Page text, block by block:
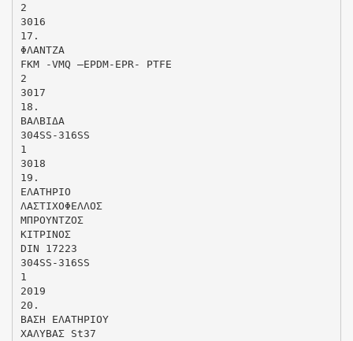
2
3016
17.
ΦΛΑΝΤΖΑ
FKM -VMQ –EPDM-EPR- PTFE
2
3017
18.
ΒΑΛΒΙΔΑ
304SS-316SS
1
3018
19.
ΕΛΑΤΗΡΙΟ
ΛΑΣΤΙΧΟΦΕΛΛΟΣ
ΜΠΡΟΥΝΤΖΟΣ
ΚΙΤΡΙΝΟΣ
DIN 17223
304SS-316SS
1
2019
20.
ΒΑΣΗ ΕΛΑΤΗΡΙΟΥ
ΧΑΛΥΒΑΣ St37